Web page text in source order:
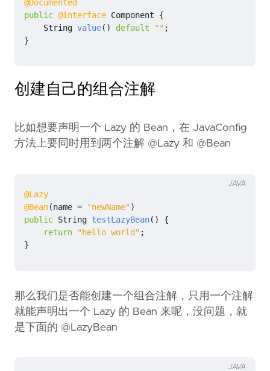
@Documented
public @interface Component
{
String value() default "" ;
}
创建自己的组合注解
比如想要声明一个 Lazy 的 Bean，在 JavaConfig
方法上要同时用到两个注解 @Lazy 和 @Bean
@Lazy
@Bean(name = "newName")
public String testLazyBean()
{
return
"hello world" ;
}
JAVA
那么我们是否能创建一个组合注解，只用一个注解
就能声明出一个 Lazy 的 Bean 来呢，没问题，就
是下面的 @LazyBean
JAVA